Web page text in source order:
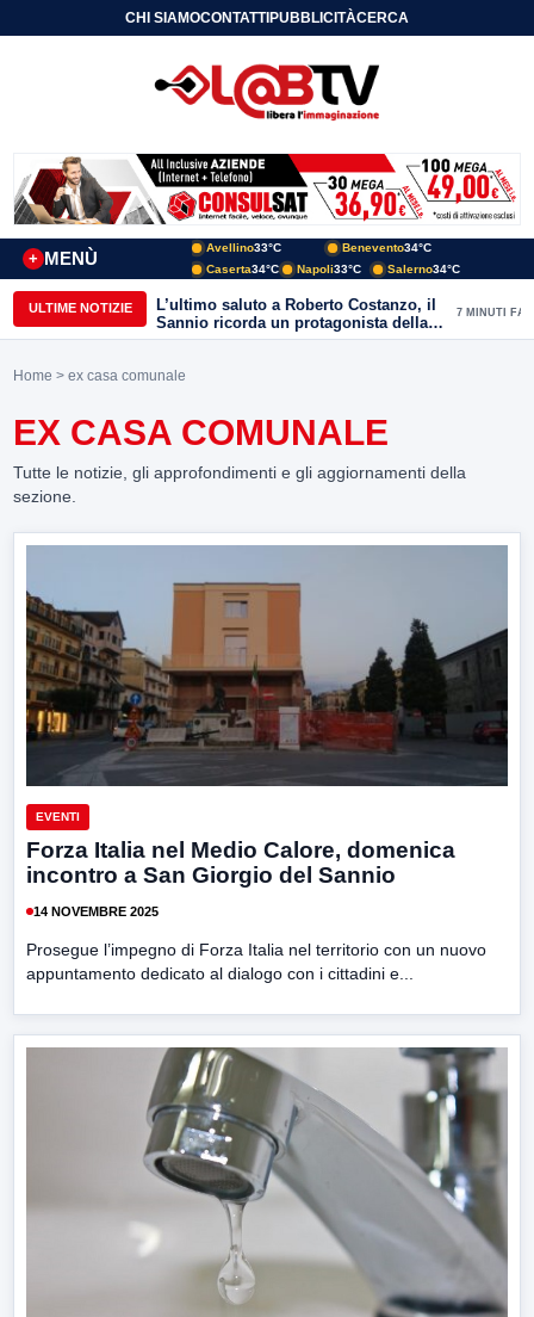
CHI SIAMOCONTATTIPUBBLICITÀCERCA
MENÙ
+
Avellino33°C Benevento34°C
Caserta34°C Napoli33°C Salerno34°C
ULTIME NOTIZIE
L’ultimo saluto a Roberto Costanzo, il
Sannio ricorda un protagonista della
politica e delle aree interne
7 MINUTI FA
Home > ex casa comunale
EX CASA COMUNALE
Tutte le notizie, gli approfondimenti e gli aggiornamenti della
sezione.
EVENTI
Forza Italia nel Medio Calore, domenica
incontro a San Giorgio del Sannio
14 NOVEMBRE 2025
Prosegue l’impegno di Forza Italia nel territorio con un nuovo
appuntamento dedicato al dialogo con i cittadini e...